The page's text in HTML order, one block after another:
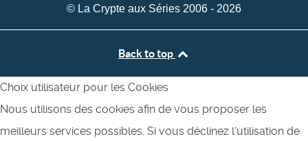
© La Crypte aux Séries 2006 - 2026
Back to top
Choix utilisateur pour les Cookies
Nous utilisons des cookies afin de vous proposer les
meilleurs services possibles. Si vous déclinez l'utilisation de